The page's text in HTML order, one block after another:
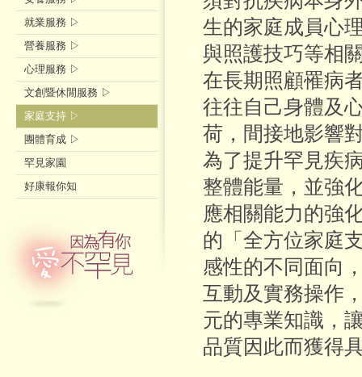
生的家庭成員心
與照護技巧等相
在長期照顧罹病
往往自己身體及
荷，間接地影響
為了提升罕見疾
整體能量，並強
應相關能力的強
的「全方位家庭
感性的不同面向
互動及實務操作
元的專業知識，
品質因此而獲得
就業服務 ▷
營養服務 ▷
心理服務 ▷
文創暨休閒服務 ▷
家庭支持 ▷
團體育成 ▷
罕見家園
好康報你知